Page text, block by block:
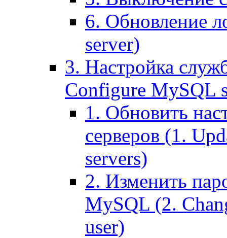
6. Обновление
server)
3. Настройка
Configure MySQL
1. Обновить
серверов (1.
servers)
2. Изменить
MySQL (2.
user)